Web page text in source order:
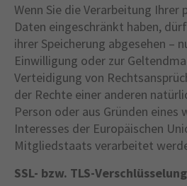
Wenn Sie die Verarbeitung Ihrer
Daten eingeschränkt haben,
ihrer Speicherung abgesehen –
Einwilligung oder zur
Verteidigung von
der Rechte einer anderen
Person oder aus Gründen
Interesses der Europäischen
Mitgliedstaats verarbeitet
SSL- bzw. TLS-Verschlüsselung